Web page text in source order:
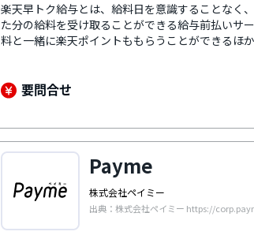
楽天早トク給与とは、給料日を意識することなく
た分の給料を受け取ることができる給与前払いサ
料と一緒に楽天ポイントももらうことができるほ
ん、楽天銀行以外の銀行口座でも受け取り可能で
り、企業の法人口座から直接従業員の銀行口座に
則ったクリアなサービスとして安心感があります
員をサポートするためのコールセンターを設置す
要問合せ
Payme
株式会社ペイミー
出典：株式会社ペイミー https://